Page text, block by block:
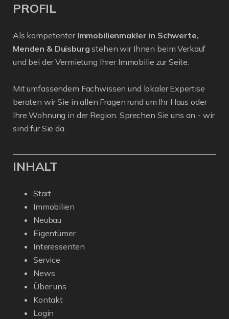
PROFIL
Als kompetenter Immobilienmakler in Schwerte,
Menden & Duisburg stehen wir Ihnen beim Verkauf
und bei der Vermietung Ihrer Immobilie zur Seite.
Mit umfassendem Fachwissen und lokaler Expertise
beraten wir Sie in allen Fragen rund um Ihr Haus oder
Ihre Wohnung in der Region. Sprechen Sie uns an - wir
sind für Sie da.
INHALT
Start
Immobilien
Neubau
Eigentümer
Interessenten
Service
News
Über uns
Kontakt
Login